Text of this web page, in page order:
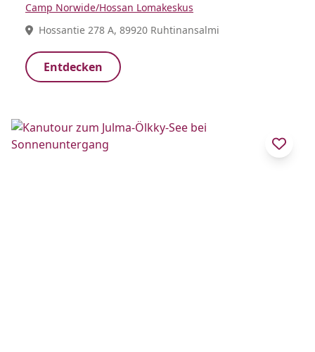
Camp Norwide/Hossan Lomakeskus
Hossantie 278 A, 89920 Ruhtinansalmi
Entdecken